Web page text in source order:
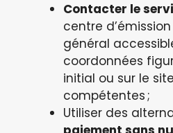
Contacter le
centre
général
coordonnées
initial ou sur le
compétentes ;
Utiliser des